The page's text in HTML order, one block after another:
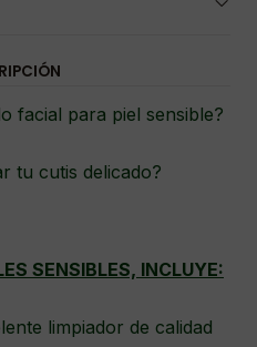
facial para piel sensible?
tu cutis delicado?
SENSIBLES, INCLUYE:
limpiador de calidad